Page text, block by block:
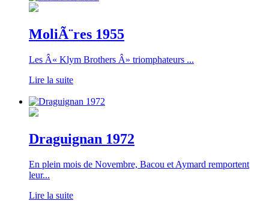
MoliÃ¨res 1955
Les Â« Klym Brothers Â» triomphateurs ...
Lire la suite
Draguignan 1972
En plein mois de Novembre, Bacou et Aymard remportent
leur...
Lire la suite